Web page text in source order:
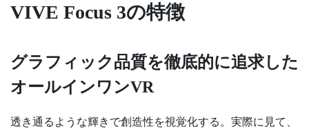
VIVE Focus 3の特徴
グラフィック品質を徹底的に追求した
オールインワンVR
透き通るような輝きで創造性を視覚化する。実際に見て、